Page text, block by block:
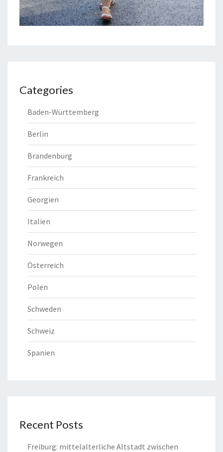
Categories
Baden-Württemberg
Berlin
Brandenburg
Frankreich
Georgien
Italien
Norwegen
Österreich
Polen
Schweden
Schweiz
Spanien
Recent Posts
Freiburg: mittelalterliche Altstadt zwischen